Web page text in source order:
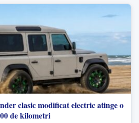
clasic modificat electric atinge o
de kilometri